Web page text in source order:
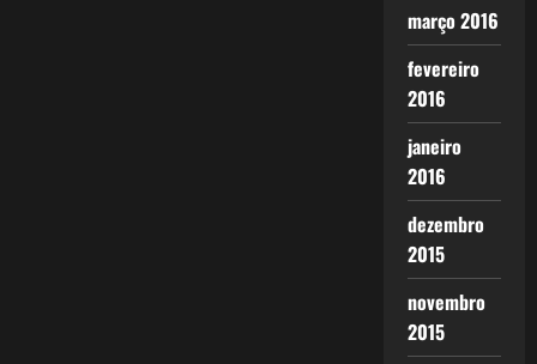
março 2016
fevereiro
2016
janeiro
2016
dezembro
2015
novembro
2015